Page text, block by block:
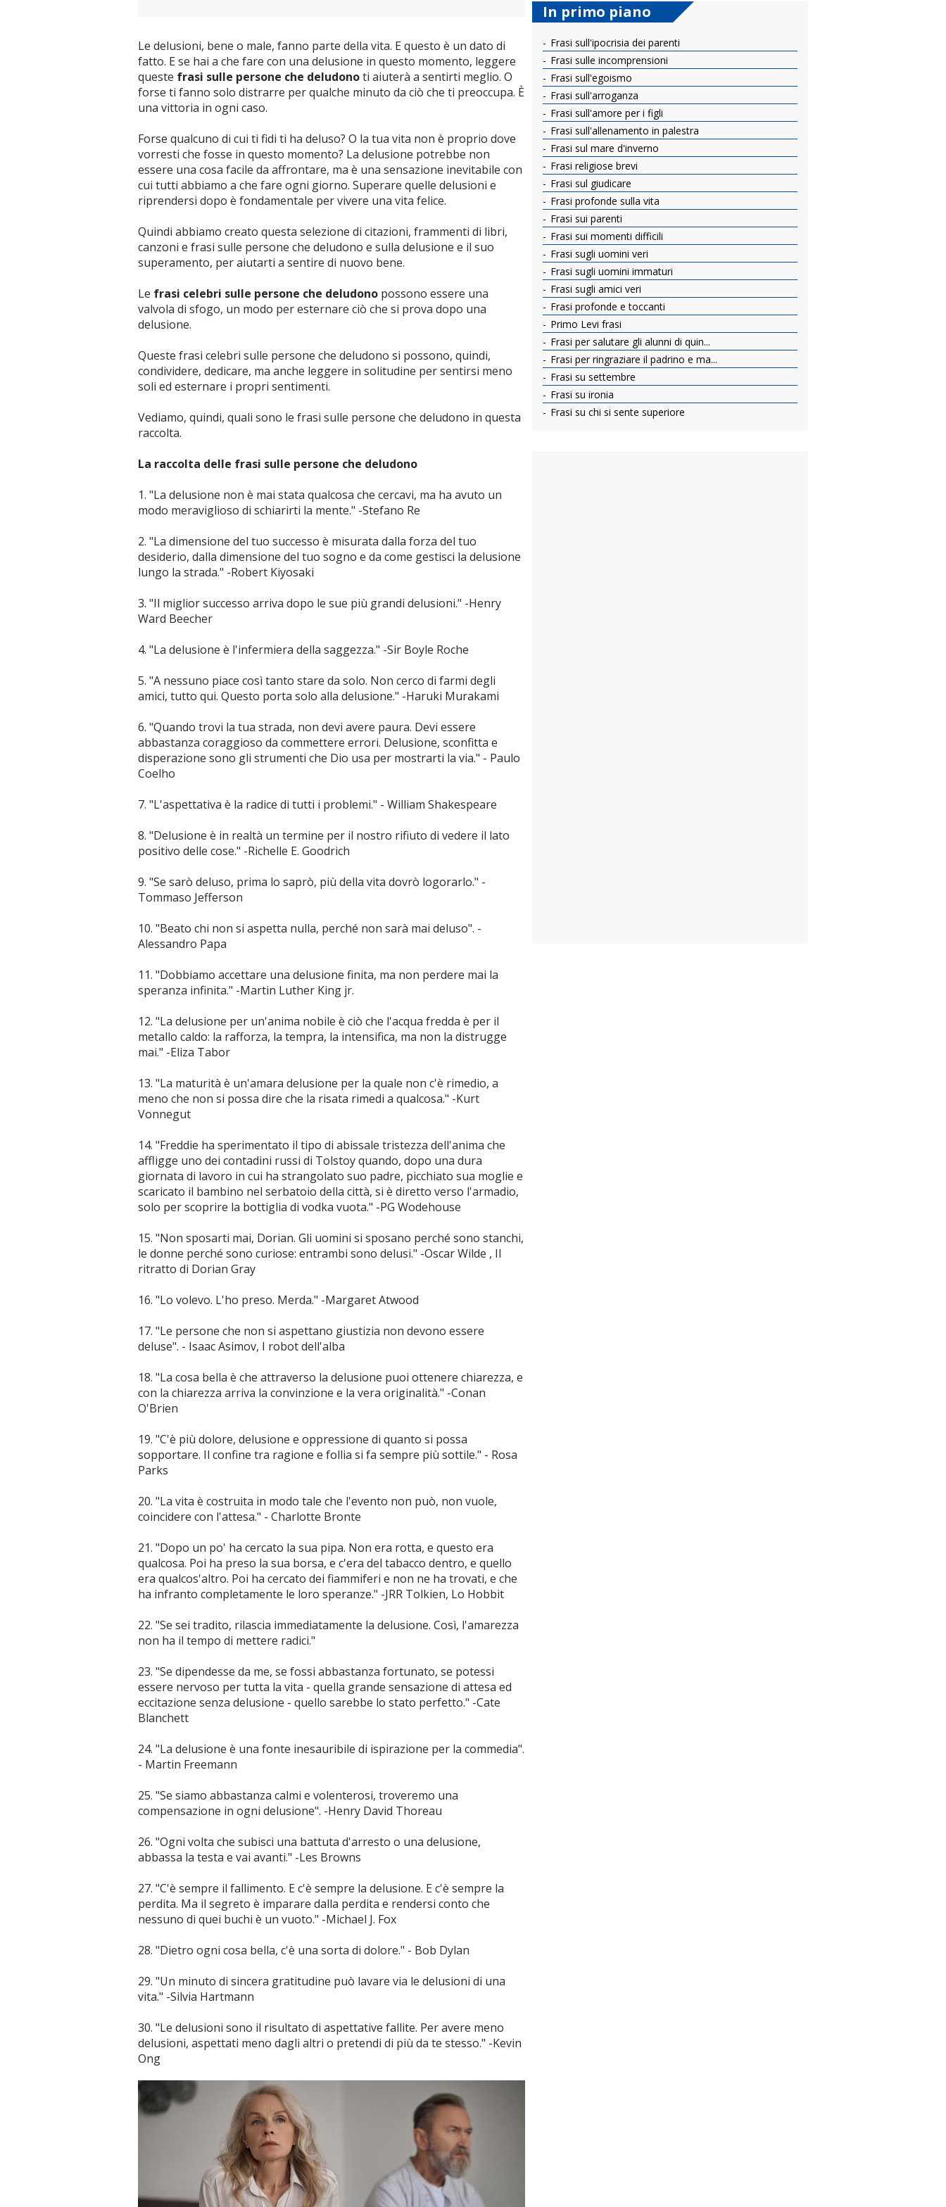
Le delusioni, bene o male, fanno parte della vita. E questo è un dato di
fatto. E se hai a che fare con una delusione in questo momento, leggere
queste frasi sulle persone che deludonoti aiuterà a sentirti meglio. O
forse ti fanno solo distrarre per qualche minuto da ciò che ti preoccupa. È
una vittoria in ogni caso.
Forse qualcuno di cui ti fidi ti ha deluso? O la tua vita non è proprio dove
vorresti che fosse in questo momento? La delusione potrebbe non
essere una cosa facile da affrontare, ma è una sensazione inevitabile con
cui tutti abbiamo a che fare ogni giorno. Superare quelle delusioni e
riprendersi dopo è fondamentale per vivere una vita felice.
Quindi abbiamo creato questa selezione di citazioni, frammenti di libri,
canzoni e frasi sulle persone che deludono e sulla delusione e il suo
superamento, per aiutarti a sentire di nuovo bene.
Le frasi celebri sulle persone che deludono possono essere una
valvola di sfogo, un modo per esternare ciò che si prova dopo una
delusione.
Queste frasi celebri sulle persone che deludono si possono, quindi,
condividere, dedicare, ma anche leggere in solitudine per sentirsi meno
soli ed esternare i propri sentimenti.
Vediamo, quindi, quali sono le frasi sulle persone che deludono in questa
raccolta.
La raccolta delle frasi sulle persone che deludono
1. "La delusione non è mai stata qualcosa che cercavi, ma ha avuto un
modo meraviglioso di schiarirti la mente." -Stefano Re
2. "La dimensione del tuo successo è misurata dalla forza del tuo
desiderio, dalla dimensione del tuo sogno e da come gestisci la delusione
lungo la strada." -Robert Kiyosaki
3. "Il miglior successo arriva dopo le sue più grandi delusioni." -Henry
Ward Beecher
4. "La delusione è l'infermiera della saggezza." -Sir Boyle Roche
5. "A nessuno piace così tanto stare da solo. Non cerco di farmi degli
amici, tutto qui. Questo porta solo alla delusione." -Haruki Murakami
6. "Quando trovi la tua strada, non devi avere paura. Devi essere
abbastanza coraggioso da commettere errori. Delusione, sconfitta e
disperazione sono gli strumenti che Dio usa per mostrarti la via." - Paulo
Coelho
7. "L'aspettativa è la radice di tutti i problemi." - William Shakespeare
8. "Delusione è in realtà un termine per il nostro rifiuto di vedere il lato
positivo delle cose." -Richelle E. Goodrich
9. "Se sarò deluso, prima lo saprò, più della vita dovrò logorarlo." -
Tommaso Jefferson
10. "Beato chi non si aspetta nulla, perché non sarà mai deluso". -
Alessandro Papa
11. "Dobbiamo accettare una delusione finita, ma non perdere mai la
speranza infinita." -Martin Luther King jr.
12. "La delusione per un'anima nobile è ciò che l'acqua fredda è per il
metallo caldo: la rafforza, la tempra, la intensifica, ma non la distrugge
mai." -Eliza Tabor
13. "La maturità è un'amara delusione per la quale non c'è rimedio, a
meno che non si possa dire che la risata rimedi a qualcosa." -Kurt
Vonnegut
14. "Freddie ha sperimentato il tipo di abissale tristezza dell'anima che
affligge uno dei contadini russi di Tolstoy quando, dopo una dura
giornata di lavoro in cui ha strangolato suo padre, picchiato sua moglie e
scaricato il bambino nel serbatoio della città, si è diretto verso l'armadio,
solo per scoprire la bottiglia di vodka vuota." -PG Wodehouse
15. "Non sposarti mai, Dorian. Gli uomini si sposano perché sono stanchi,
le donne perché sono curiose: entrambi sono delusi." -Oscar Wilde , Il
ritratto di Dorian Gray
16. "Lo volevo. L'ho preso. Merda." -Margaret Atwood
17. "Le persone che non si aspettano giustizia non devono essere
deluse". - Isaac Asimov, I robot dell'alba
18. "La cosa bella è che attraverso la delusione puoi ottenere chiarezza, e
con la chiarezza arriva la convinzione e la vera originalità." -Conan
O'Brien
19. "C'è più dolore, delusione e oppressione di quanto si possa
sopportare. Il confine tra ragione e follia si fa sempre più sottile." - Rosa
Parks
20. "La vita è costruita in modo tale che l'evento non può, non vuole,
coincidere con l'attesa." - Charlotte Bronte
21. "Dopo un po' ha cercato la sua pipa. Non era rotta, e questo era
qualcosa. Poi ha preso la sua borsa, e c'era del tabacco dentro, e quello
era qualcos'altro. Poi ha cercato dei fiammiferi e non ne ha trovati, e che
ha infranto completamente le loro speranze." -JRR Tolkien, Lo Hobbit
22. "Se sei tradito, rilascia immediatamente la delusione. Così, l'amarezza
non ha il tempo di mettere radici."
23. "Se dipendesse da me, se fossi abbastanza fortunato, se potessi
essere nervoso per tutta la vita - quella grande sensazione di attesa ed
eccitazione senza delusione - quello sarebbe lo stato perfetto." -Cate
Blanchett
24. "La delusione è una fonte inesauribile di ispirazione per la commedia".
- Martin Freemann
25. "Se siamo abbastanza calmi e volenterosi, troveremo una
compensazione in ogni delusione". -Henry David Thoreau
26. "Ogni volta che subisci una battuta d'arresto o una delusione,
abbassa la testa e vai avanti." -Les Browns
27. "C'è sempre il fallimento. E c'è sempre la delusione. E c'è sempre la
perdita. Ma il segreto è imparare dalla perdita e rendersi conto che
nessuno di quei buchi è un vuoto." -Michael J. Fox
28. "Dietro ogni cosa bella, c'è una sorta di dolore." - Bob Dylan
29. "Un minuto di sincera gratitudine può lavare via le delusioni di una
vita." -Silvia Hartmann
30. "Le delusioni sono il risultato di aspettative fallite. Per avere meno
delusioni, aspettati meno dagli altri o pretendi di più da te stesso." -Kevin
Ong
In primo piano
Frasi sull'ipocrisia dei parenti
Frasi sulle incomprensioni
Frasi sull'egoismo
Frasi sull'arroganza
Frasi sull'amore per i figli
Frasi sull'allenamento in palestra
Frasi sul mare d'inverno
Frasi religiose brevi
Frasi sul giudicare
Frasi profonde sulla vita
Frasi sui parenti
Frasi sui momenti difficili
Frasi sugli uomini veri
Frasi sugli uomini immaturi
Frasi sugli amici veri
Frasi profonde e toccanti
Primo Levi frasi
Frasi per salutare gli alunni di quin...
Frasi per ringraziare il padrino e ma...
Frasi su settembre
Frasi su ironia
Frasi su chi si sente superiore